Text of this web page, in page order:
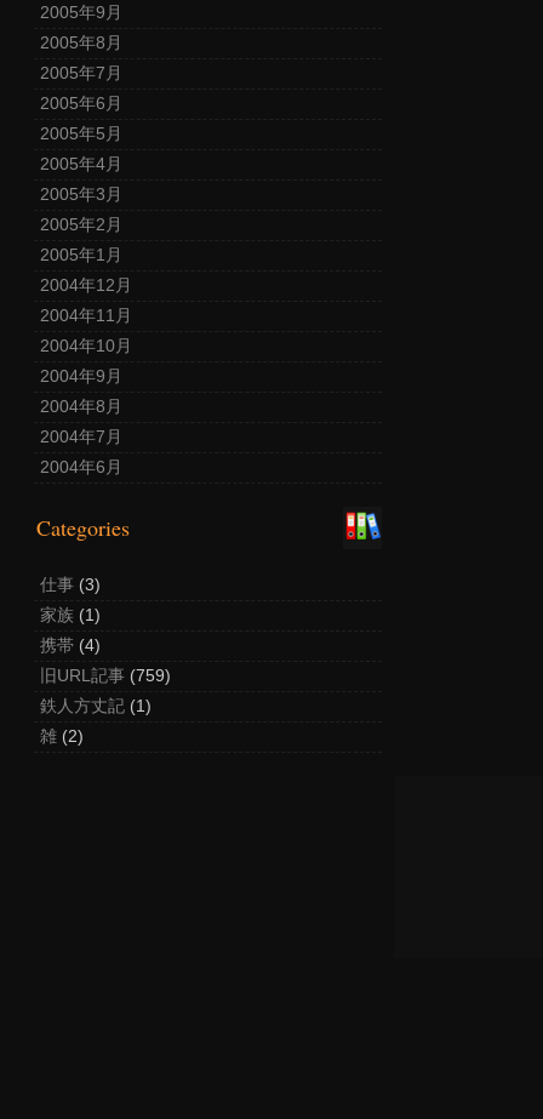
2005年9月
2005年8月
2005年7月
2005年6月
2005年5月
2005年4月
2005年3月
2005年2月
2005年1月
2004年12月
2004年11月
2004年10月
2004年9月
2004年8月
2004年7月
2004年6月
Categories
仕事 (3)
家族 (1)
携帯 (4)
旧URL記事 (759)
鉄人方丈記 (1)
雑 (2)